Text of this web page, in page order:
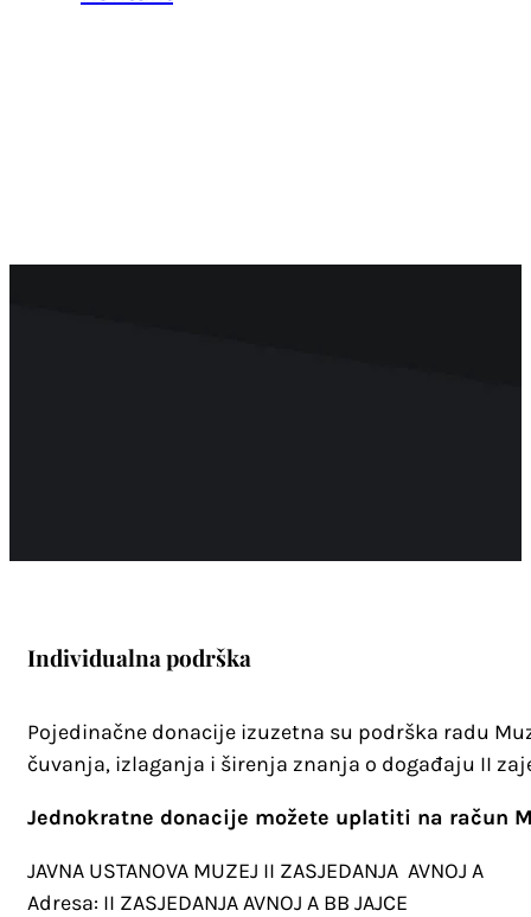
Individualna podrška
Pojedinačne donacije izuzetna su podrška radu
čuvanja, izlaganja i širenja znanja o događaju II
Jednokratne donacije možete uplatiti na račun
JAVNA USTANOVA MUZEJ II ZASJEDANJA AVNOJ A
Adresa: II ZASJEDANJA AVNOJ A BB JAJCE